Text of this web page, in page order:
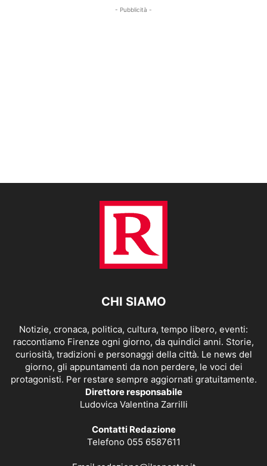
- Pubblicità -
CHI SIAMO
Notizie, cronaca, politica, cultura, tempo libero, eventi:
raccontiamo Firenze ogni giorno, da quindici anni. Storie,
curiosità, tradizioni e personaggi della città. Le news del
giorno, gli appuntamenti da non perdere, le voci dei
protagonisti. Per restare sempre aggiornati gratuitamente.
Direttore responsabile
Ludovica Valentina Zarrilli
Contatti Redazione
Telefono 055 6587611